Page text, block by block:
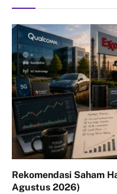
Rekomendasi Saham
Agustus 2026)